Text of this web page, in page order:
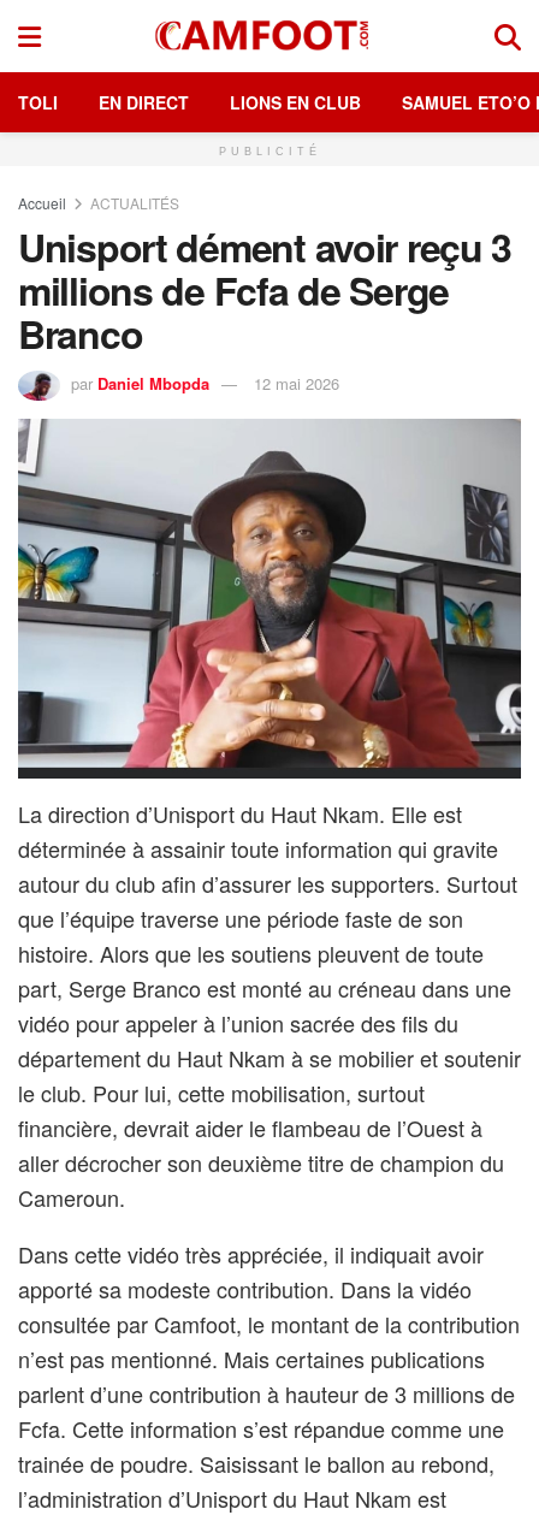
TOLI EN DIRECT LIONS EN CLUB SAMUEL ETO’O
PUBLICITÉ
Accueil ACTUALITÉS
Unisport dément avoir reçu 3
millions de Fcfa de Serge
Branco
par Daniel Mbopda 12 mai 2026
La direction d’Unisport du Haut Nkam. Elle est
déterminée à assainir toute information qui gravite
autour du club afin d’assurer les supporters. Surtout
que l’équipe traverse une période faste de son
histoire. Alors que les soutiens pleuvent de toute
part, Serge Branco est monté au créneau dans une
vidéo pour appeler à l’union sacrée des fils du
département du Haut Nkam à se mobilier et soutenir
le club. Pour lui, cette mobilisation, surtout
financière, devrait aider le flambeau de l’Ouest à
aller décrocher son deuxième titre de champion du
Cameroun.
Dans cette vidéo très appréciée, il indiquait avoir
apporté sa modeste contribution. Dans la vidéo
consultée par Camfoot, le montant de la contribution
n’est pas mentionné. Mais certaines publications
parlent d’une contribution à hauteur de 3 millions de
Fcfa. Cette information s’est répandue comme une
trainée de poudre. Saisissant le ballon au rebond,
l’administration d’Unisport du Haut Nkam est